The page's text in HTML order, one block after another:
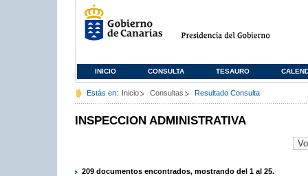
INICIO CONSULTA TESAURO
Estás en: Inicio Consultas Resultado Consulta
INSPECCION ADMINISTRATIVA
209 documentos encontrados, mostrando del 1 al 25.